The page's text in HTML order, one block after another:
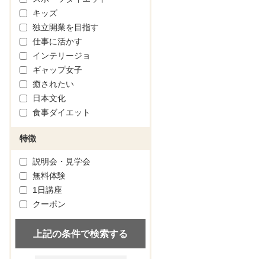
キッズ
独立開業を目指す
仕事に活かす
インテリージョ
ギャップ女子
癒されたい
日本文化
食事ダイエット
特徴
説明会・見学会
無料体験
1日講座
クーポン